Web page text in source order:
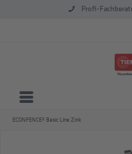
Profi-
ECONFENCE® Basic Line Zink